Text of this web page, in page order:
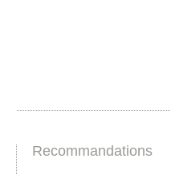
Recommandations